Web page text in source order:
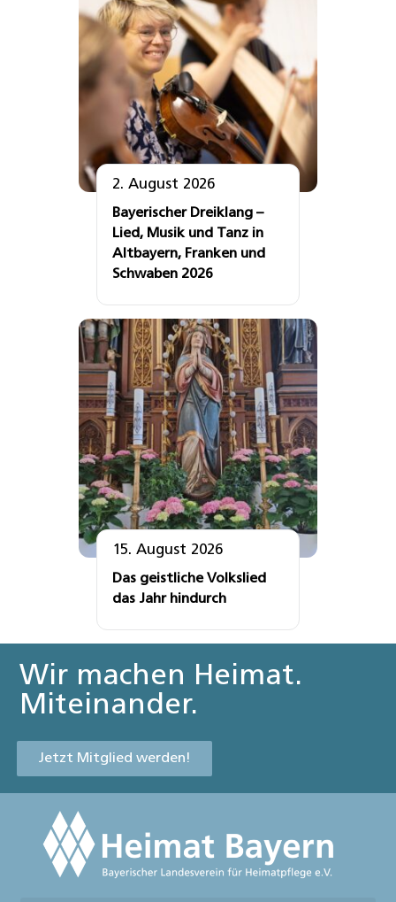
2. August 2026
Bayerischer Dreiklang –
Lied, Musik und Tanz in
Altbayern, Franken und
Schwaben 2026
15. August 2026
Das geistliche Volkslied
das Jahr hindurch
Wir machen Heimat.
Miteinander.
Jetzt Mitglied werden!